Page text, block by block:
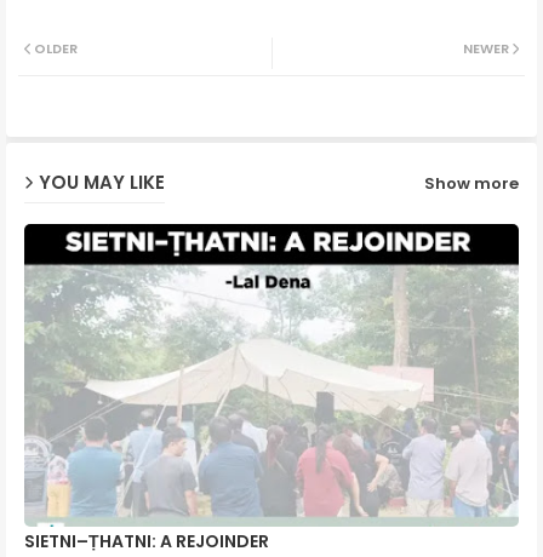
NEWER
OLDER
YOU MAY LIKE Show more
SIETNI–ṬHATNI: A REJOINDER